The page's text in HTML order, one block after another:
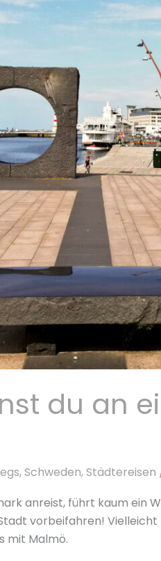
du an
,Schweden,Städtereisen
anreist, führt kaum ein
vorbeifahren!
mit Malmö.